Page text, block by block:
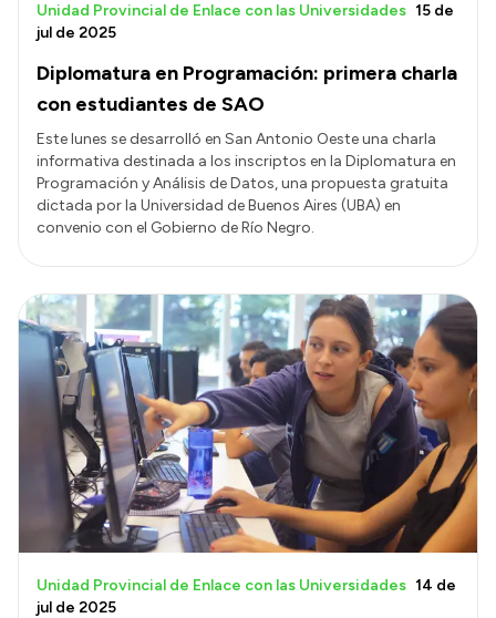
Diplomatura en Programación: primera charla
con estudiantes de SAO
Unidad Provincial de Enlace con las Universidades 15 de
jul de 2025
Este lunes se desarrolló en San Antonio Oeste una charla
informativa destinada a los inscriptos en la Diplomatura en
Programación y Análisis de Datos, una propuesta gratuita
dictada por la Universidad de Buenos Aires (UBA) en
convenio con el Gobierno de Río Negro.
Unidad Provincial de Enlace con las Universidades 14 de
jul de 2025